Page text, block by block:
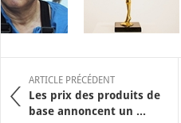
ARTICLE PRÉCÉDENT
Les prix des produits de
base annoncent un ...